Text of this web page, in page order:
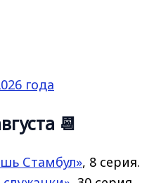
года
📆
Стамбул», 8 серия.